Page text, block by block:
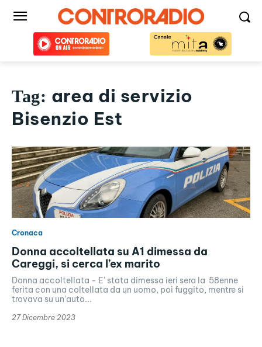
Tag: area di servizio
Bisenzio Est
Cronaca
Donna accoltellata su A1 dimessa da
Careggi, si cerca l’ex marito
Donna accoltellata - E' stata dimessa ieri sera la 58enne
ferita con una coltellata da un uomo, poi fuggito, mentre si
trovava su un'auto...
27 Dicembre 2023